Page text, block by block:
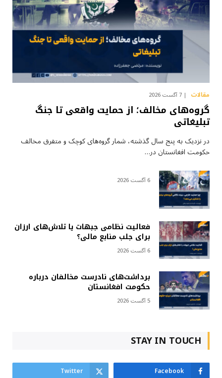
مقالات 7 آگست 2026
گروه‌های مخالف؛ از حمایت واقعی تا جنگ
تبلیغاتی
در نزدیک به پنج سال گذشته، شمار گروه‌های کوچک و متفرق مخالف
حکومت افغانستان در…
6 آگست 2026
فعالیت نظامی جبهات یا تلاش‌های ارزان
برای جلب منابع مالی؟
6 آگست 2026
برداشت‌های نادرست مخالفان درباره
حکومت افغانستان
5 آگست 2026
STAY IN TOUCH
Facebook
Twitter